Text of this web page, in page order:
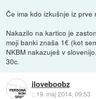
Če ima kdo izkušnje iz prve
Nakazilo na kartico je
moji banki znaša 1€ (kot
NKBM nakazuješ v
30c.
iloveboobz
:: 19. maj 2014, 09:53